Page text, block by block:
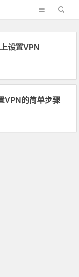
设置VPN
VPN的简单步骤